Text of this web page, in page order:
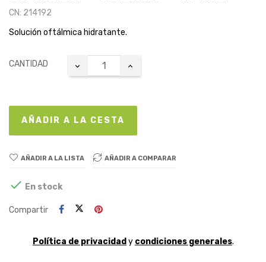
CN: 214192
Solución oftálmica hidratante.
CANTIDAD
AÑADIR A LA CESTA
AÑADIR A LA LISTA AÑADIR A COMPARAR
 En stock
Compartir
Política de privacidad y condiciones generales.